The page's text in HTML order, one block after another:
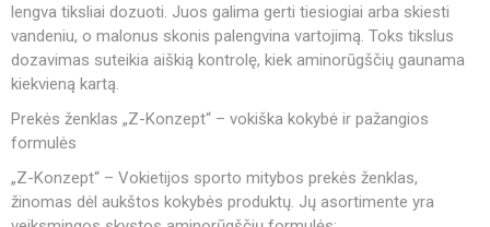
lengva tiksliai dozuoti. Juos galima gerti tiesiogiai arba skiesti
vandeniu, o malonus skonis palengvina vartojimą. Toks tikslus
dozavimas suteikia aiškią kontrolę, kiek aminorūgščių gaunama
kiekvieną kartą.
Prekės ženklas „Z-Konzept“ – vokiška kokybė ir pažangios
formulės
„Z-Konzept“ – Vokietijos sporto mitybos prekės ženklas,
žinomas dėl aukštos kokybės produktų. Jų asortimente yra